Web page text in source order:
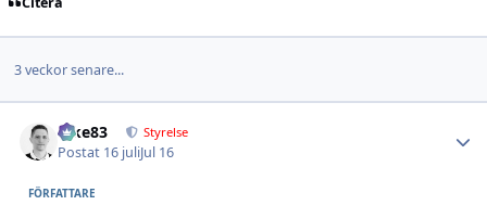
3 veckor senare...
nike83 Styrelse
Postat 16 juliJul 16
FÖRFATTARE